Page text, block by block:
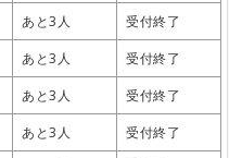
あと3人
受付終了
あと3人
受付終了
あと3人
受付終了
あと3人
受付終了
あと3人
受付終了
あと3人
受付終了
あと3人
受付終了
あと3人
受付終了
あと3人
受付終了
あと3人
受付終了
あと3人
受付終了
あと3人
受付終了
あと3人
受付終了
あと3人
受付終了
あと3人
受付終了
あと3人
受付終了